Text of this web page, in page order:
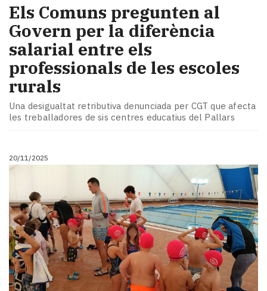
Els Comuns pregunten al
Govern per la diferència
salarial entre els
professionals de les escoles
rurals
Una desigualtat retributiva denunciada per CGT que afecta
les treballadores de sis centres educatius del Pallars
20/11/2025